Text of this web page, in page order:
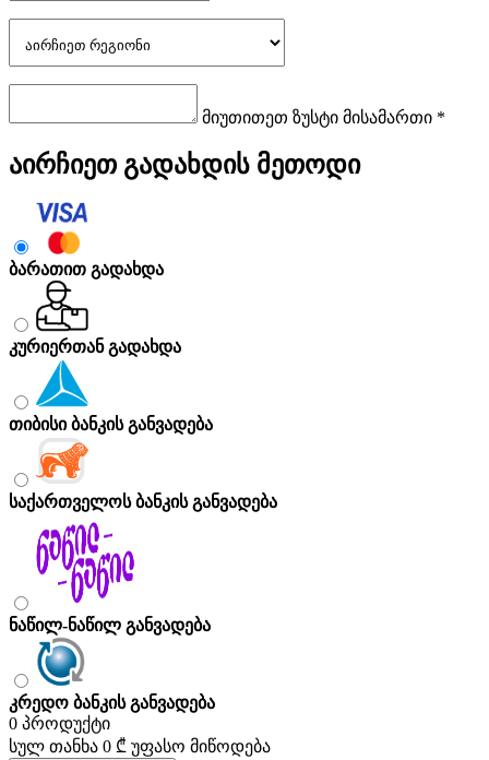
მიუთითეთ ზუსტი მისამართი *
აირჩიეთ გადახდის მეთოდი
ბარათით გადახდა
კურიერთან გადახდა
თიბისი ბანკის განვადება
საქართველოს ბანკის განვადება
ნაწილ-ნაწილ განვადება
კრედო ბანკის განვადება
0 პროდუქტი
სულ თანხა 0 ₾ უფასო მიწოდება